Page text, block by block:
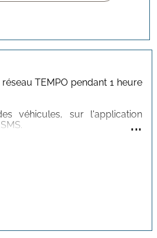
TEMPO pendant 1 heure
véhicules, sur l'application
...